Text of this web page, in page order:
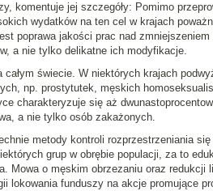
komentuje jej szczegóły: Pomimo
wydatków na ten cel w krajach
poprawa jakości prac nad
a nie tylko delikatne ich modyfikacje.
świecie. W niektórych krajach
np. prostytutek, męskich
charakteryzuje się aż
a nie tylko osób zakażonych.
metody kontroli rozprzestrzeniania
grup w obrębie populacji, za to
Mowa o męskim obrzezaniu oraz redukcji
lokowania funduszy na akcje promujące